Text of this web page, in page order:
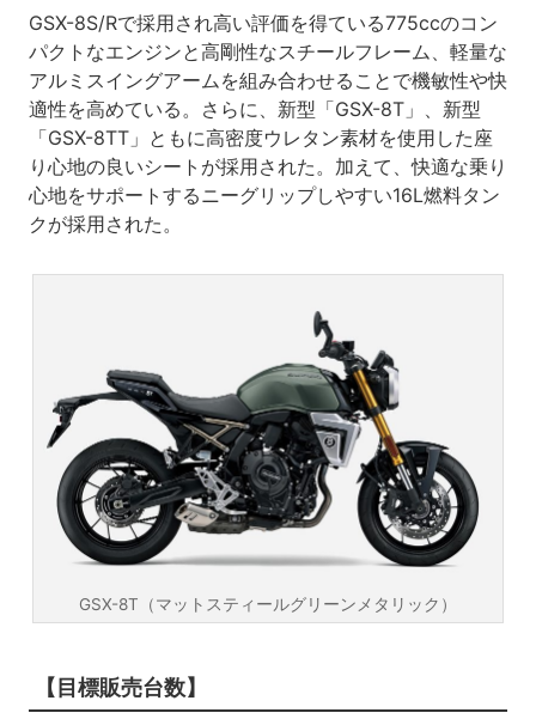
GSX-8S/Rで採用され高い評価を得ている775ccのコン
パクトなエンジンと高剛性なスチールフレーム、軽量な
アルミスイングアームを組み合わせることで機敏性や快
適性を高めている。さらに、新型「GSX-8T」、新型
「GSX-8TT」ともに高密度ウレタン素材を使用した座
り心地の良いシートが採用された。加えて、快適な乗り
心地をサポートするニーグリップしやすい16L燃料タン
クが採用された。
GSX-8T（マットスティールグリーンメタリック）
【目標販売台数】